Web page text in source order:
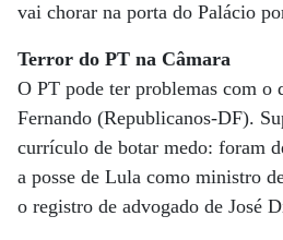
vai chorar na porta do Palácio
Terror do PT na Câmara
O PT pode ter problemas com o
Fernando (Republicanos-DF).
currículo de botar medo: foram
a posse de Lula como ministro
o registro de advogado de José